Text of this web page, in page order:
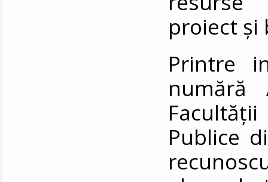
proiect și
Printre
numără
Publice